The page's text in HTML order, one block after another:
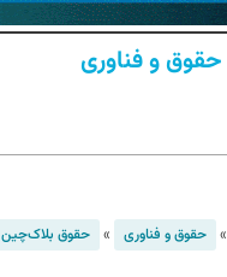
حقوق و فناوری
» حقوق و فناوری » حقوق بلاک‌چین